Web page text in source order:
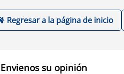
Regresar a la página de inicio
Envienos su opinión